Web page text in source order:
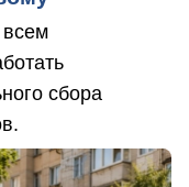
всем
сбора